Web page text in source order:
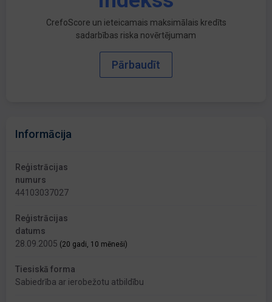
CrefoScore un ieteicamais maksimālais kredīts
sadarbības riska novērtējumam
Pārbaudīt
Informācija
Reģistrācijas
numurs
44103037027
Reģistrācijas
datums
28.09.2005 (20 gadi, 10 mēneši)
Tiesiskā forma
Sabiedrība ar ierobežotu atbildību